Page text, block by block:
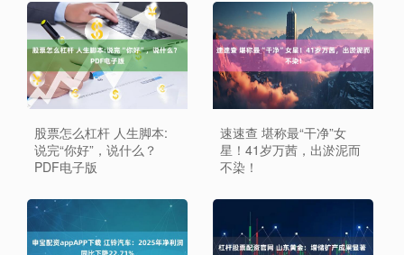
股票怎么杠杆 人生脚本:
说完“你好”，说什么？
PDF电子版
速速查 堪称最“干净”女
星！41岁万茜，出淤泥而
不染！